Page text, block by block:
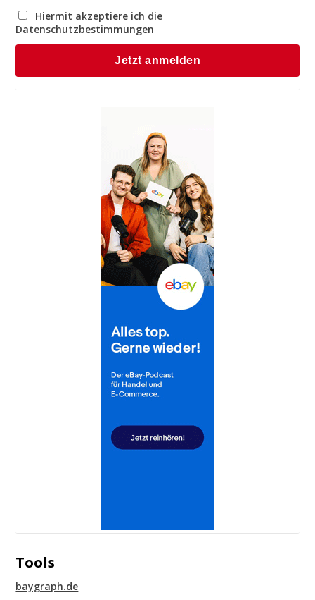
Hiermit akzeptiere ich die
Datenschutzbestimmungen
Tools
baygraph.de